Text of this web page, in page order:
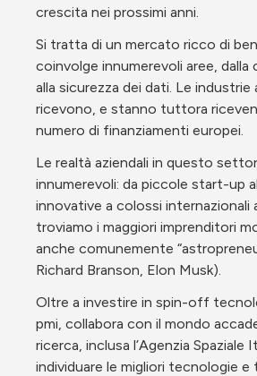
crescita nei prossimi anni.
Si tratta di un mercato ricco di
coinvolge innumerevoli aree, dalla
alla sicurezza dei dati. Le industrie
ricevono, e stanno tuttora
numero di finanziamenti europei.
Le realtà aziendali in questo
innumerevoli: da piccole start-up
innovative a colossi internazionali
troviamo i maggiori imprenditori
anche comunemente
Richard Branson, Elon Musk).
Oltre a investire in spin-off
pmi, collabora con il mondo
ricerca, inclusa l’Agenzia Spaziale
individuare le migliori tecnologie e